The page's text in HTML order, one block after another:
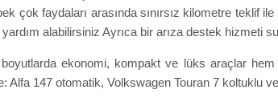
çok faydaları arasında sınırsız kilometre teklif
alabilirsiniz Ayrıca bir arıza destek hizmeti
ekonomi, kompakt ve lüks araçlar hem
Alfa 147 otomatik, Volkswagen Touran 7 koltuklu